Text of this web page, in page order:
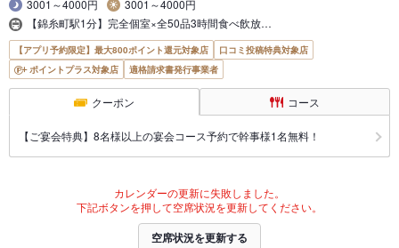
3001～4000円
3001～4000円
【錦糸町駅1分】完全個室×全50品3時間食べ飲放…
【アプリ予約限定】最大800ポイント還元対象店
口コミ投稿特典対象店
ポイントプラス対象店
適格請求書発行事業者
クーポン コース
【ご宴会特典】8名様以上の宴会コース予約で幹事様1名無料！
カレンダーの更新に失敗しました。
下記ボタンを押して空席状況を更新してください。
空席状況を更新する